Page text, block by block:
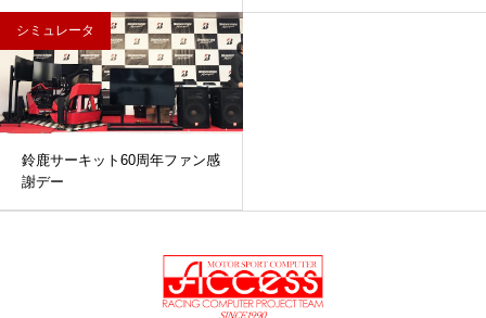
シミュレータ
鈴鹿サーキット60周年ファン感
謝デー